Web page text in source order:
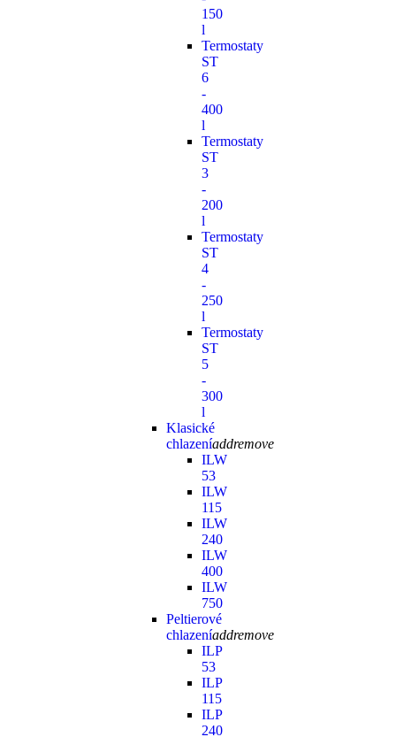
150
l
Termostaty
ST
6
-
400
l
Termostaty
ST
3
-
200
l
Termostaty
ST
4
-
250
l
Termostaty
ST
5
-
300
l
Klasické
chlazeníaddremove
ILW
53
ILW
115
ILW
240
ILW
400
ILW
750
Peltierové
chlazeníaddremove
ILP
53
ILP
115
ILP
240